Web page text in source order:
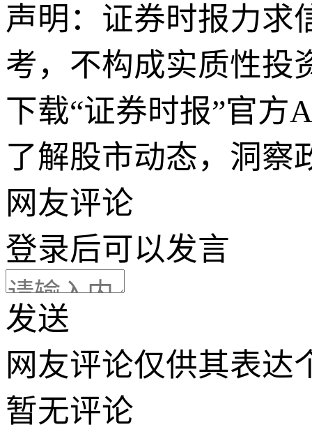
声明：证券时报力求
考，不构成实质性投
下载“证券时报”官方
了解股市动态，洞察
网友评论
登录后可以发言
发送
网友评论仅供其表达
暂无评论